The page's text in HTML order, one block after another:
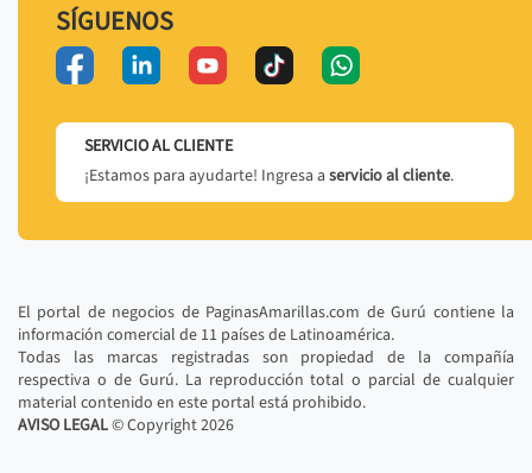
SÍGUENOS
SERVICIO AL CLIENTE
¡Estamos para ayudarte! Ingresa a servicio al cliente.
El portal de negocios de PaginasAmarillas.com de Gurú contiene la
información comercial de 11 países de Latinoamérica.
Todas las marcas registradas son propiedad de la compañía
respectiva o de Gurú. La reproducción total o parcial de cualquier
material contenido en este portal está prohibido.
AVISO LEGAL© Copyright2026